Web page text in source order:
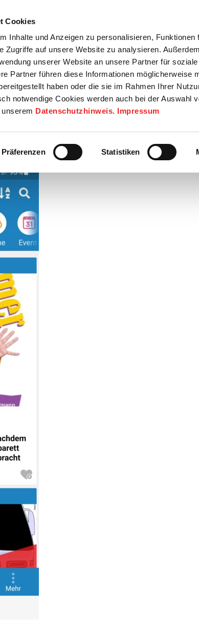
Cookies
Inhalte und Anzeigen zu personalisieren, Funktionen
Zugriffe auf unsere Website zu analysieren.
unserer Website an unsere Partner für soziale
Partner führen diese Informationen möglicherweise
haben oder die sie im Rahmen Ihrer
notwendige Cookies werden auch bei der Auswahl
Datenschutzhinweis. Impressum
Präferenzen Statistiken
Wirtschaft / Wohnen Bildung / Soziales